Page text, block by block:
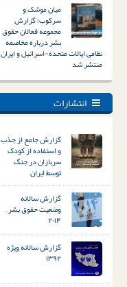
میان موشک و
سرکوب؛ گزارش
مجموعه فعالان حقوق
بشر درباره مخاصمه
نظامی ایالات متحده-اسرائیل و ایران
منتشر شد
انتشارات
گزارش جامع از جذب
و استفاده از کودک
سربازان در جنگ
توسط ایران
گزارش سالانه
وضعیت حقوق بشر –
۲۰۱۴
گزارش سالانه ویژه
۱۳۹۲